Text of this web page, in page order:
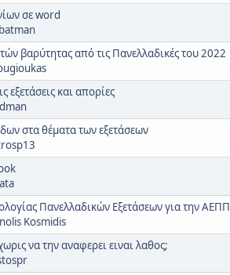
σε word
βαρύτητας από τις Πανελλαδικές του 2022
εξετάσεις και απορίες
στα θέματα των εξετάσεων
Πανελλαδικών Εξετάσεων για την ΑΕΠΠ
Kosmidis
να την αναφερει ειναι λαθος;